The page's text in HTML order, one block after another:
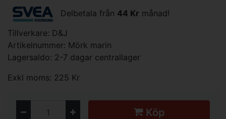
Delbetala från 44 Kr månad!
Tillverkare: D&J
Artikelnummer: Mörk marin
Lagersaldo: 2-7 dagar centrallager
Exkl moms: 225 Kr
Köp